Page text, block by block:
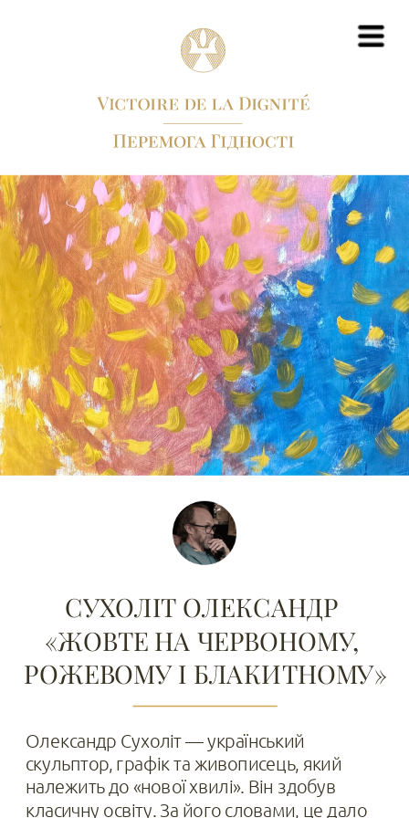
СУХОЛІТ ОЛЕКСАНДР
«ЖОВТЕ НА ЧЕРВОНОМУ,
РОЖЕВОМУ І БЛАКИТНОМУ»
Олександр Сухоліт — український
скульптор, графік та живописець, який
належить до «нової хвилі». Він здобув
класичну освіту. За його словами, це дало